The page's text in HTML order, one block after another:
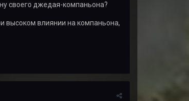
своего джедая-компаньона?
высоком влиянии на компаньона,